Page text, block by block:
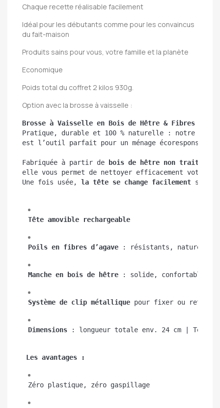
Chaque recette réalisable facilement
Idéal pour les débutants comme pour les convaincus
du fait-maison
Produits sains pour vous, votre famille et la planète
Economique
Poids total du coffret 2 kilos 930g.
Option avec la brosse à vaisselle :
Brosse à Vaisselle en Bois de Hêtre & Fibres
Pratique, durable et 100 % naturelle : notre
est l’outil parfait pour un ménage
Fabriquée à partir de bois de hêtre non traité
elle vous permet de nettoyer efficacement votre
Une fois usée, la tête se change facilement sans
Tête amovible rechargeable
Poils en fibres d’agave : résistants, naturels,
Manche en bois de hêtre : solide, confortable et
Système de clip métallique pour fixer ou retirer
Dimensions : longueur totale env. 24 cm | Tête :
Les avantages :
Zéro plastique, zéro gaspillage